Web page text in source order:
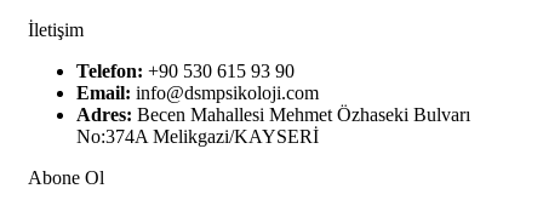
İletişim
Telefon: +90 530 615 93 90
Email: info@dsmpsikoloji.com
Adres: Becen Mahallesi Mehmet Özhaseki Bulvarı
No:374A Melikgazi/KAYSERİ
Abone Ol